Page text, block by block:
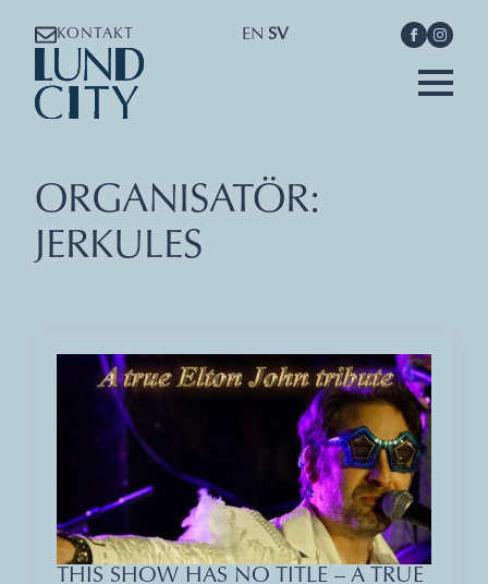
KONTAKT EN SV
ORGANISATÖR:
JERKULES
THIS SHOW HAS NO TITLE – A TRUE